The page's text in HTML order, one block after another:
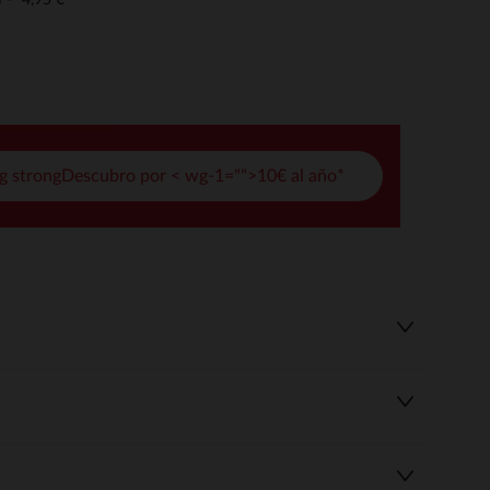
strongDescubro por < wg-1="">10€ al año*